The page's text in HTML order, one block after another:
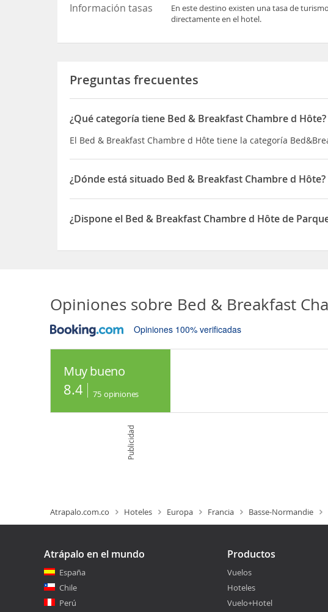
Información tasas
En este destino existen una tasa de
directamente en el hotel.
Preguntas frecuentes
¿Qué categoría tiene Bed & Breakfast Chambre d Hôte?
El Bed & Breakfast Chambre d Hôte tiene la categoría
¿Dónde está situado Bed & Breakfast Chambre d Hôte?
El Bed & Breakfast Chambre d Hôte está situado en 3 Rue
¿Dispone el Bed & Breakfast Chambre d Hôte de
Opiniones sobre Bed & Breakfast
Opiniones 100% verificadas
Muy bueno
8.4 75 opiniones
Publicidad
Atrapalo.com.co Hoteles Europa Francia Basse-Normandie
Atrápalo en el mundo
España
Chile
Perú
Productos
Vuelos
Hoteles
Vuelo+Hotel